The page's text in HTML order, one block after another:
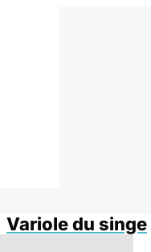
Variole du singe